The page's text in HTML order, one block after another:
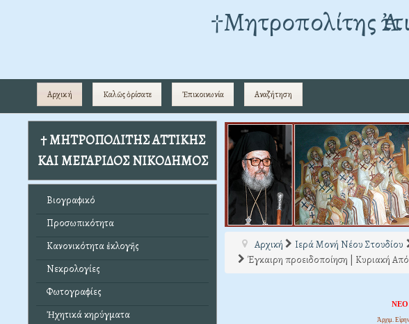
†Mητροπολίτης
Αρχική Καλῶς ὁρίσατε Ἐπικοινωνία Αναζήτηση
† ΜΗΤΡΟΠΟΛΙΤΗΣ ΑΤΤΙΚΗΣ
ΚΑΙ ΜΕΓΑΡΙΔΟΣ ΝΙΚΟΔΗΜΟΣ
Βιογραφικό
Προσωπικότητα
Κανονικότητα ἐκλογῆς
Νεκρολογίες
Φωτογραφίες
Ἠχητικά κηρύγματα
Αρχική Ιερά Μονή Νέου Στουδίου
Έγκαιρη προειδοποίηση | Κυριακή
ΝΕΟ
Ἀρχιμ.